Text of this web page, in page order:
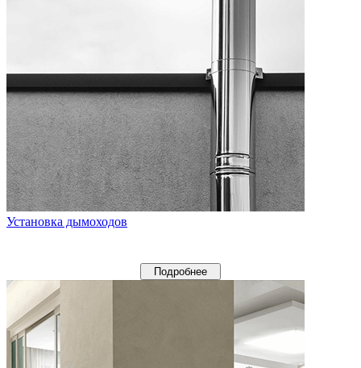
Установка дымоходов
Подробнее